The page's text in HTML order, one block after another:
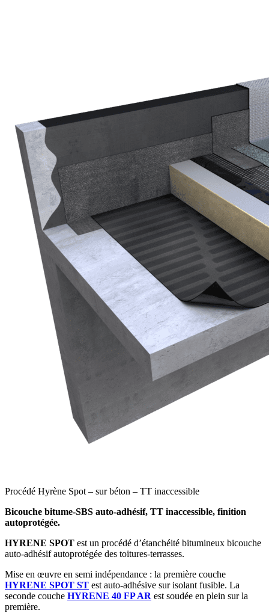
Procédé Hyrène Spot – sur béton – TT inaccessible
Bicouche bitume-SBS auto-adhésif, TT inaccessible, finition
autoprotégée.
HYRENE SPOT est un procédé d’étanchéité bitumineux bicouche
auto-adhésif autoprotégée des toitures-terrasses.
Mise en œuvre en semi indépendance : la première couche
HYRENE SPOT ST est auto-adhésive sur isolant fusible. La
seconde couche HYRENE 40 FP AR est soudée en plein sur la
première.